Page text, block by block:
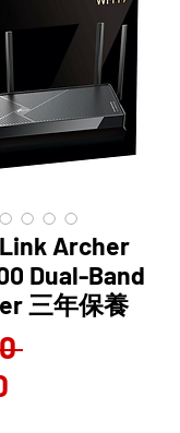
Archer
Dual-Band
三年保養
Regular